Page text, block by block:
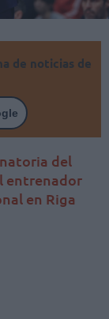
de noticias de
del
entrenador
en Riga